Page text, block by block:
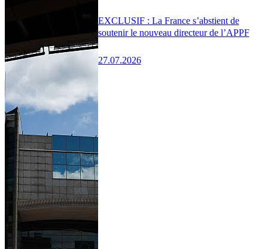
EXCLUSIF : La France s’abstient de
soutenir le nouveau directeur de l’APPF
27.07.2026